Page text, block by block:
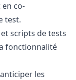
en co-
test.
scripts de tests
fonctionnalité
les